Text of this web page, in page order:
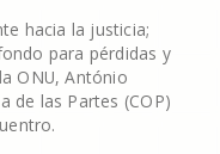
hacia la justicia;
para pérdidas y
ONU, António
de las Partes (COP)